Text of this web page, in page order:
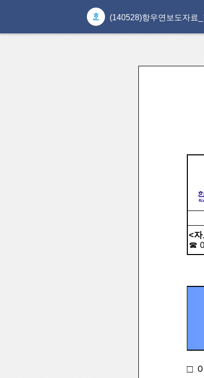
(140528)항우연보도자료
<
☎
□